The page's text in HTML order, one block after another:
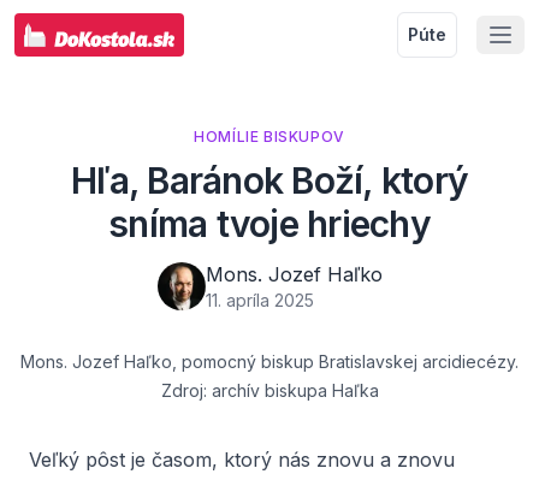
Púte
HOMÍLIE BISKUPOV
Hľa, Baránok Boží, ktorý
sníma tvoje hriechy
Mons. Jozef Haľko
11. apríla 2025
Mons. Jozef Haľko, pomocný biskup Bratislavskej arcidiecézy.
Zdroj: archív biskupa Haľka
Veľký pôst je časom, ktorý nás znovu a znovu